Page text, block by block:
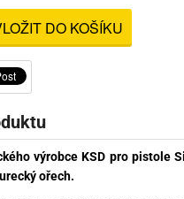
DO KOŠÍKU
výrobce KSD pro pistole
ořech.